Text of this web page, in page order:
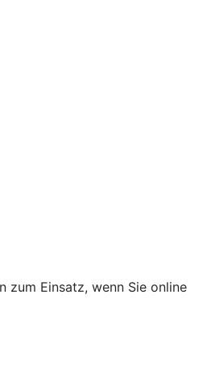
zum Einsatz, wenn Sie online